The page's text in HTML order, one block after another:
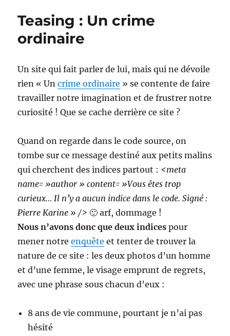
Teasing : Un crime
ordinaire
Un site qui fait parler de lui, mais qui ne dévoile
rien « Uncrime ordinaire » se contente de faire
travailler notre imagination et de frustrer notre
curiosité ! Que se cache derrière ce site ?
Quand on regarde dans le code source, on
tombe sur ce message destiné aux petits malins
qui cherchent des indices partout : <meta
name= »author » content= »Vous êtes trop
curieux… Il n’y a aucun indice dans le code. Signé :
Pierre Karine » /> 🙂 arf, dommage !
Nous n’avons donc que deux indices pour
mener notreenquête et tenter de trouver la
nature de ce site : les deux photos d’un homme
et d’une femme, le visage emprunt de regrets,
avec une phrase sous chacun d’eux :
8 ans de vie commune, pourtant je n’ai pas
hésité